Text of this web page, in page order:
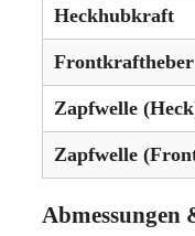
Heckhubkraft
Frontkraftheber
Zapfwelle
Zapfwelle
Abmessungen